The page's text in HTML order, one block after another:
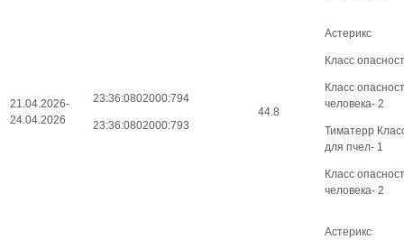
21.04.2026-
24.04.2026
23:36:0802000:794
23:36:0802000:793
44.8
Астерикс
Класс
Класс
человека- 2
Тиматерр
для пчел- 1
Класс
человека- 2
Астерикс